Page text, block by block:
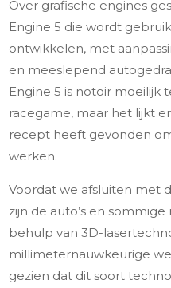
Over grafische engines
Engine 5 die wordt
ontwikkelen, met
en meeslepend
Engine 5 is notoir moeilijk
racegame, maar het lijkt
recept heeft gevonden
werken.
Voordat we afsluiten met
zijn de auto’s en
behulp van 3D-
millimeternauwkeurige
gezien dat dit soort